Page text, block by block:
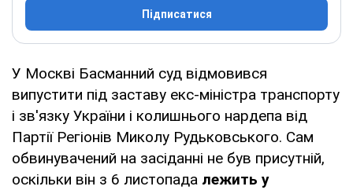
Підписатися
У Москві Басманний суд відмовився
випустити під заставу екс-міністра транспорту
і зв'язку України і колишнього нардепа від
Партії Регіонів Миколу Рудьковського. Сам
обвинувачений на засіданні не був присутній,
оскільки він з 6 листопада лежить у